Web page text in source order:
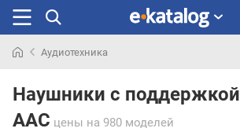
раньше
Аудиотехника
Наушники с поддержкой
AAC цены на 980 моделей